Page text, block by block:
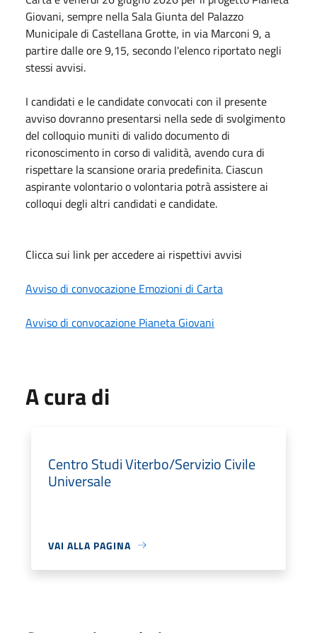
Giovani, sempre nella Sala Giunta del Palazzo
Municipale di Castellana Grotte, in via Marconi 9, a
partire dalle ore 9,15, secondo l'elenco riportato negli
stessi avvisi.
I candidati e le candidate convocati con il presente
avviso dovranno presentarsi nella sede di svolgimento
del colloquio muniti di valido documento di
riconoscimento in corso di validità, avendo cura di
rispettare la scansione oraria predefinita. Ciascun
aspirante volontario o volontaria potrà assistere ai
colloqui degli altri candidati e candidate.
Clicca sui link per accedere ai rispettivi avvisi
Avviso di convocazione Emozioni di Carta
Avviso di convocazione Pianeta Giovani
A cura di
Centro Studi Viterbo/Servizio Civile
Universale
VAI ALLA PAGINA